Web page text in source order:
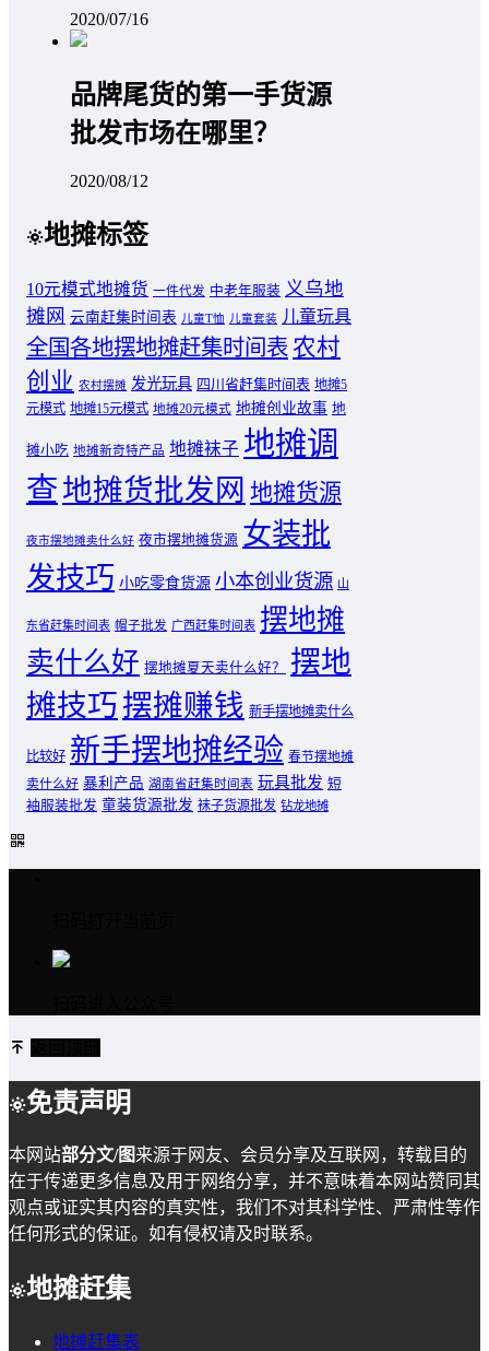
2020/07/16
品牌尾货的第一手货源
批发市场在哪里？
2020/08/12
地摊标签
10元模式地摊货 一件代发 中老年服装 义乌地
摊网 云南赶集时间表 儿童T恤 儿童套装 儿童玩具
全国各地摆地摊赶集时间表 农村
创业 农村摆摊 发光玩具 四川省赶集时间表 地摊5
元模式 地摊15元模式 地摊20元模式 地摊创业故事 地
摊小吃 地摊新奇特产品 地摊袜子 地摊调
查地摊货批发网 地摊货源
夜市摆地摊卖什么好 夜市摆地摊货源 女装批
发技巧 小吃零食货源 小本创业货源 山
东省赶集时间表 帽子批发 广西赶集时间表 摆地摊
卖什么好 摆地摊夏天卖什么好？
摆地
摊技巧摆摊赚钱 新手摆地摊卖什么
比较好 新手摆地摊经验 春节摆地摊
卖什么好 暴利产品 湖南省赶集时间表 玩具批发 短
袖服装批发 童装货源批发 袜子货源批发 钻龙地摊
免责声明
本网站部分文/图来源于网友、会员分享及互联网，转载目的
在于传递更多信息及用于网络分享，并不意味着本网站赞同其
观点或证实其内容的真实性，我们不对其科学性、严肃性等作
任何形式的保证。如有侵权请及时联系。
地摊赶集
地摊赶集表